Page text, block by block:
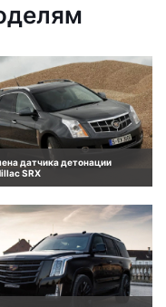
датчика детонации
SRX